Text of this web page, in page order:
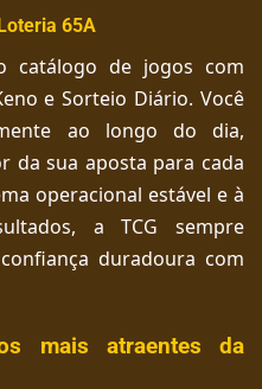
65A
catálogo de jogos com
e Sorteio Diário. Você
ao longo do dia,
da sua aposta para cada
operacional estável e à
a TCG sempre
duradoura com
mais atraentes da